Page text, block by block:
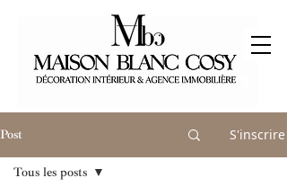
Post S'inscrire
Tous les posts